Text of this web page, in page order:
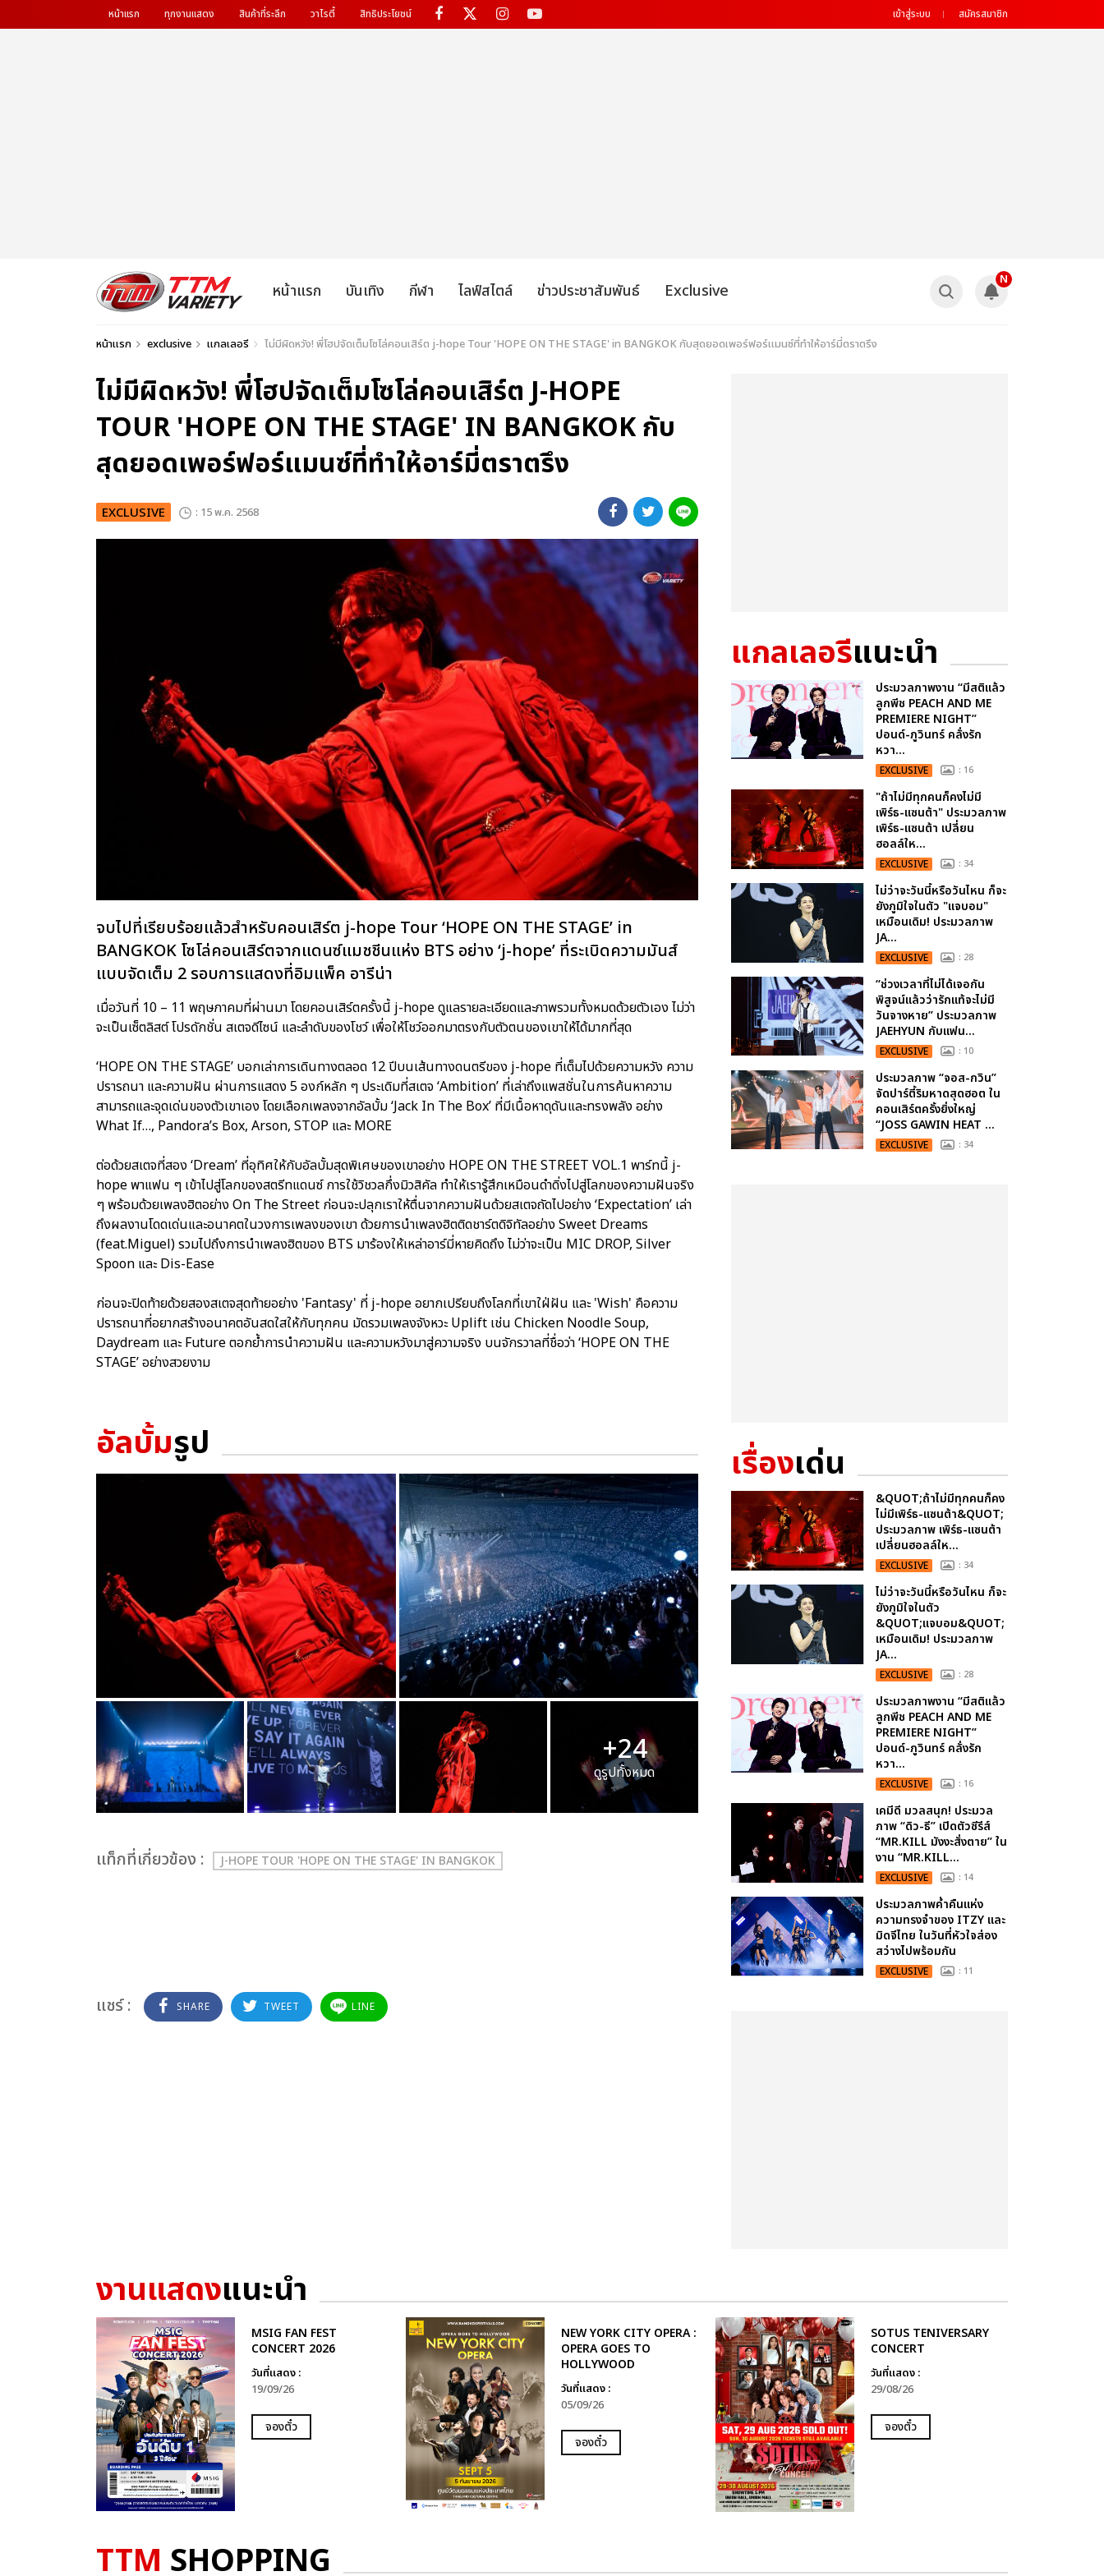
หน้าแรก ทุกงานแสดง สินค้าที่ระลึก วาไรตี้ สิทธิประโยชน์ เข้าสู่ระบบ สมัครสมาชิก
หน้าแรก บันเทิง กีฬา ไลฟ์สไตล์ ข่าวประชาสัมพันธ์ Exclusive
N
หน้าแรก exclusive แกลเลอรี ไม่มีผิดหวัง! พี่โฮปจัดเต็มโซโล่คอนเสิร์ต j-hope Tour 'HOPE ON THE STAGE' in BANGKOK กับสุดยอดเพอร์ฟอร์แมนซ์ที่ทำให้อาร์มี่ตราตรึง
ไม่มีผิดหวัง! พี่โฮปจัดเต็มโซโล่คอนเสิร์ต J-HOPE
TOUR 'HOPE ON THE STAGE' IN BANGKOK กับ
สุดยอดเพอร์ฟอร์แมนซ์ที่ทำให้อาร์มี่ตราตรึง
EXCLUSIVE : 15 พ.ค. 2568
จบไปที่เรียบร้อยแล้วสำหรับคอนเสิร์ต j-hope Tour ‘HOPE ON THE STAGE’ in
BANGKOK โซโล่คอนเสิร์ตจากแดนซ์แมชชีนแห่ง BTS อย่าง ‘j-hope’ ที่ระเบิดความมันส์
แบบจัดเต็ม 2 รอบการแสดงที่อิมแพ็ค อารีน่า
เมื่อวันที่ 10 – 11 พฤษภาคมที่ผ่านมา โดยคอนเสิร์ตครั้งนี้ j-hope ดูแลรายละเอียดและภาพรวมทั้งหมดด้วยตัวเอง ไม่ว่า
จะเป็นเซ็ตลิสต์ โปรดักชั่น สเตจดีไซน์ และลำดับของโชว์ เพื่อให้โชว์ออกมาตรงกับตัวตนของเขาให้ได้มากที่สุด
‘HOPE ON THE STAGE’ บอกเล่าการเดินทางตลอด 12 ปีบนเส้นทางดนตรีของ j-hope ที่เต็มไปด้วยความหวัง ความ
ปรารถนา และความฝัน ผ่านการแสดง 5 องก์หลัก ๆ ประเดิมที่สเตจ ‘Ambition’ ที่เล่าถึงแพสชั่นในการค้นหาความ
สามารถและจุดเด่นของตัวเขาเอง โดยเลือกเพลงจากอัลบั้ม ‘Jack In The Box’ ที่มีเนื้อหาดุดันและทรงพลัง อย่าง
What If…, Pandora’s Box, Arson, STOP และ MORE
ต่อด้วยสเตจที่สอง ‘Dream’ ที่อุทิศให้กับอัลบั้มสุดพิเศษของเขาอย่าง HOPE ON THE STREET VOL.1 พาร์ทนี้ j-
hope พาแฟน ๆ เข้าไปสู่โลกของสตรีทแดนซ์ การใช้วิชวลกึ่งมิวสิคัล ทำให้เรารู้สึกเหมือนดำดิ่งไปสู่โลกของความฝันจริง
ๆ พร้อมด้วยเพลงฮิตอย่าง On The Street ก่อนจะปลุกเราให้ตื่นจากความฝันด้วยสเตจถัดไปอย่าง ‘Expectation’ เล่า
ถึงผลงานโดดเด่นและอนาคตในวงการเพลงของเขา ด้วยการนำเพลงฮิตติดชาร์ตดิจิทัลอย่าง Sweet Dreams
(feat.Miguel) รวมไปถึงการนำเพลงฮิตของ BTS มาร้องให้เหล่าอาร์มี่หายคิดถึง ไม่ว่าจะเป็น MIC DROP, Silver
Spoon และ Dis-Ease
ก่อนจะปิดท้ายด้วยสองสเตจสุดท้ายอย่าง 'Fantasy' ที่ j-hope อยากเปรียบถึงโลกที่เขาใฝ่ฝัน และ 'Wish' คือความ
ปรารถนาที่อยากสร้างอนาคตอันสดใสให้กับทุกคน มัดรวมเพลงจังหวะ Uplift เช่น Chicken Noodle Soup,
Daydream และ Future ตอกย้ำการนำความฝัน และความหวังมาสู่ความจริง บนจักรวาลที่ชื่อว่า ‘HOPE ON THE
STAGE’ อย่างสวยงาม
อัลบั้มรูป
+24
ดูรูปทั้งหมด
เเท็กที่เกี่ยวข้อง : J-HOPE TOUR 'HOPE ON THE STAGE' IN BANGKOK
แชร์ : SHARE TWEET LINE
แกลเลอรีแนะนำ
ประมวลภาพงาน “มีสติแล้ว
ลูกพีช PEACH AND ME
PREMIERE NIGHT”
ปอนด์-ภูวินทร์ คลั่งรัก
หวา...
EXCLUSIVE : 16
"ถ้าไม่มีทุกคนก็คงไม่มี
เพิร์ธ-แซนต้า" ประมวลภาพ
เพิร์ธ-แซนต้า เปลี่ยน
ฮอลล์ให...
EXCLUSIVE : 34
ไม่ว่าจะวันนี้หรือวันไหน ก็จะ
ยังภูมิใจในตัว "แจบอม"
เหมือนเดิม! ประมวลภาพ
JA...
EXCLUSIVE : 28
“ช่วงเวลาที่ไม่ได้เจอกัน
พิสูจน์แล้วว่ารักแท้จะไม่มี
วันจางหาย” ประมวลภาพ
JAEHYUN กับแฟน...
EXCLUSIVE : 10
ประมวลภาพ “จอส-กวิน”
จัดปาร์ตี้ริมหาดสุดฮอต ใน
คอนเสิร์ตครั้งยิ่งใหญ่
“JOSS GAWIN HEAT ...
EXCLUSIVE : 34
เรื่องเด่น
&QUOT;ถ้าไม่มีทุกคนก็คง
ไม่มีเพิร์ธ-แซนต้า&QUOT;
ประมวลภาพ เพิร์ธ-แซนต้า
เปลี่ยนฮอลล์ให...
EXCLUSIVE : 34
ไม่ว่าจะวันนี้หรือวันไหน ก็จะ
ยังภูมิใจในตัว
&QUOT;แจบอม&QUOT;
เหมือนเดิม! ประมวลภาพ
JA...
EXCLUSIVE : 28
ประมวลภาพงาน “มีสติแล้ว
ลูกพีช PEACH AND ME
PREMIERE NIGHT”
ปอนด์-ภูวินทร์ คลั่งรัก
หวา...
EXCLUSIVE : 16
เคมีดี มวลสนุก! ประมวล
ภาพ “ดิว-ธี” เปิดตัวซีรีส์
“MR.KILL มังงะสั่งตาย” ใน
งาน “MR.KILL...
EXCLUSIVE : 14
ประมวลภาพค่ำคืนแห่ง
ความทรงจำของ ITZY และ
มิดจีไทย ในวันที่หัวใจส่อง
สว่างไปพร้อมกัน
EXCLUSIVE : 11
งานแสดงแนะนำ
MSIG FAN FEST
CONCERT 2026
วันที่แสดง :
19/09/26
จองตั๋ว
NEW YORK CITY OPERA :
OPERA GOES TO
HOLLYWOOD
วันที่แสดง :
05/09/26
จองตั๋ว
SOTUS TENIVERSARY
CONCERT
วันที่แสดง :
29/08/26
จองตั๋ว
TTM SHOPPING